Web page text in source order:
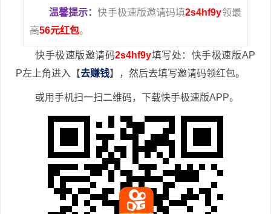
温馨提示：快手极速版邀请码填2s4hf9y领最
高56元红包。
快手极速版邀请码2s4hf9y填写处：快手极速版AP
P左上角进入【去赚钱】，然后去填写邀请码领红包。
或用手机扫一扫二维码，下载快手极速版APP。